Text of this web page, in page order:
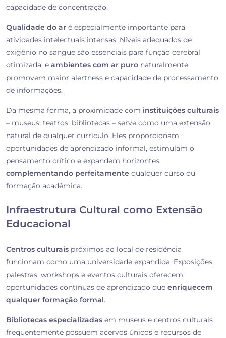
capacidade de concentração.
Qualidade do ar é especialmente importante para
atividades intelectuais intensas. Níveis adequados de
oxigênio no sangue são essenciais para função cerebral
otimizada, e ambientes com ar puro naturalmente
promovem maior alertness e capacidade de processamento
de informações.
Da mesma forma, a proximidade com instituições culturais
– museus, teatros, bibliotecas – serve como uma extensão
natural de qualquer currículo. Eles proporcionam
oportunidades de aprendizado informal, estimulam o
pensamento crítico e expandem horizontes,
complementando perfeitamente qualquer curso ou
formação acadêmica.
Infraestrutura Cultural como Extensão
Educacional
Centros culturais próximos ao local de residência
funcionam como uma universidade expandida. Exposições,
palestras, workshops e eventos culturais oferecem
oportunidades contínuas de aprendizado que enriquecem
qualquer formação formal.
Bibliotecas especializadas em museus e centros culturais
frequentemente possuem acervos únicos e recursos de